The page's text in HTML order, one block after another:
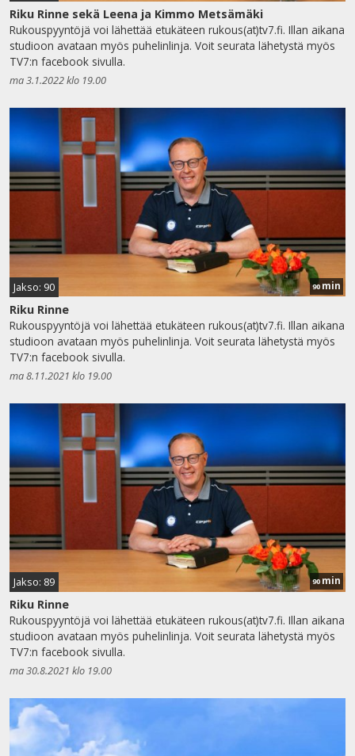
Riku Rinne sekä Leena ja Kimmo Metsämäki
Rukouspyyntöjä voi lähettää etukäteen rukous(at)tv7.fi. Illan aikana
studioon avataan myös puhelinlinja. Voit seurata lähetystä myös
TV7:n facebook sivulla.
ma 3.1.2022 klo 19.00
Jakso: 90 90 min
Riku Rinne
Rukouspyyntöjä voi lähettää etukäteen rukous(at)tv7.fi. Illan aikana
studioon avataan myös puhelinlinja. Voit seurata lähetystä myös
TV7:n facebook sivulla.
ma 8.11.2021 klo 19.00
Jakso: 89 90 min
Riku Rinne
Rukouspyyntöjä voi lähettää etukäteen rukous(at)tv7.fi. Illan aikana
studioon avataan myös puhelinlinja. Voit seurata lähetystä myös
TV7:n facebook sivulla.
ma 30.8.2021 klo 19.00